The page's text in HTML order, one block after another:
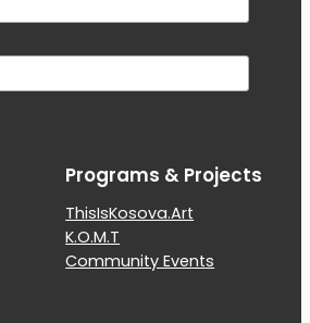
Programs & Projects
ThisIsKosova.Art
K.O.M.T
Community Events